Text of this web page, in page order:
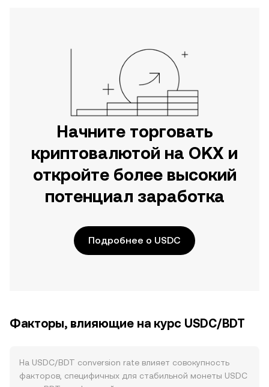
Начните торговать
криптовалютой на OKX и
откройте более высокий
потенциал заработка
Подробнее о USDC
Факторы, влияющие на курс USDC/BDT
На USDC/BDT conversion rate влияет совокупность
факторов, специфичных для стабильной монеты USDC